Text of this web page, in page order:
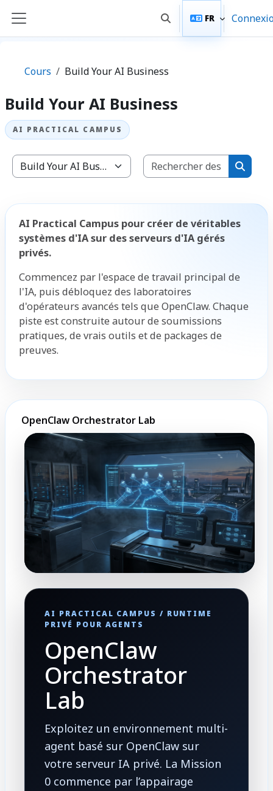
Panneau latéral Activer/désactiver la
FR
Cours Build Your AI Business
Build Your AI Business
Catégories de cours
AI Practical Campus pour créer de véritables
systèmes d'IA sur des serveurs d'IA gérés
privés.
Commencez par l'espace de travail principal de
l'IA, puis débloquez des laboratoires
d'opérateurs avancés tels que OpenClaw. Chaque
piste est construite autour de soumissions
pratiques, de vrais outils et de packages de
preuves.
OpenClaw Orchestrator Lab
AI PRACTICAL CAMPUS / RUNTIME
PRIVÉ POUR AGENTS
OpenClaw
Orchestrator
Lab
Exploitez un environnement multi-
agent basé sur OpenClaw sur
votre serveur IA privé. La Mission
0 commence par l’appairage